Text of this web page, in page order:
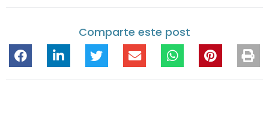
Comparte este post